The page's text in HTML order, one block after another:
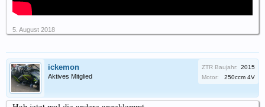
5. August 2018
ickemon
Aktives Mitglied
ZTR Baujahr: 2015
Motor:
250ccm 4V